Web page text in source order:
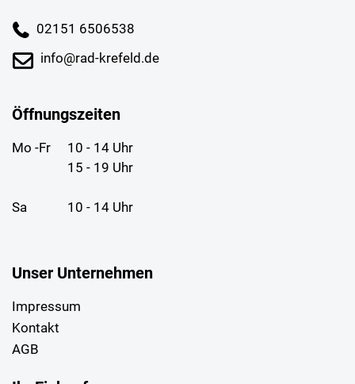
02151 6506538
info@rad-krefeld.de
Öffnungszeiten
Mo -Fr
10 - 14 Uhr
15 - 19 Uhr
Sa 10 - 14 Uhr
Unser Unternehmen
Impressum
Kontakt
AGB